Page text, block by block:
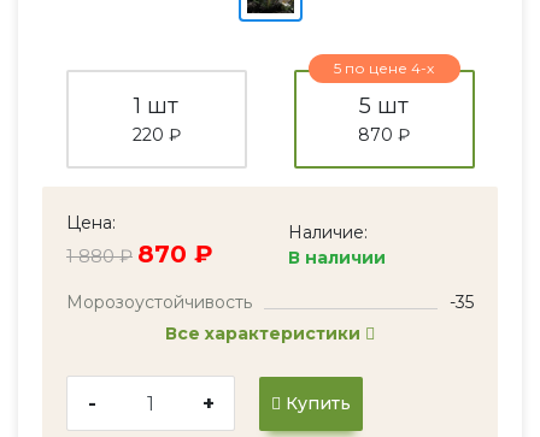
1 шт
220 ₽
5 по цене 4-х
5 шт
870 ₽
Цена:
1 880 ₽ 870 ₽
Наличие:
В наличии
Морозоустойчивость
-35
Все характеристики
- + Купить